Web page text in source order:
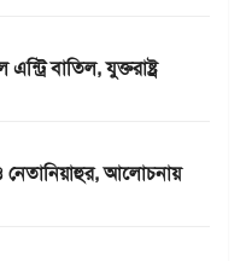
বাতিল, যুক্তরাষ্ট্র
নেতানিয়াহুর, আলোচনায়